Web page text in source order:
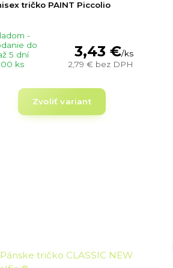
tričko PAINT Piccolio
3,43 €/ks
2,79 € bez DPH
-
do
5 dní
ks
Zvoliť variant